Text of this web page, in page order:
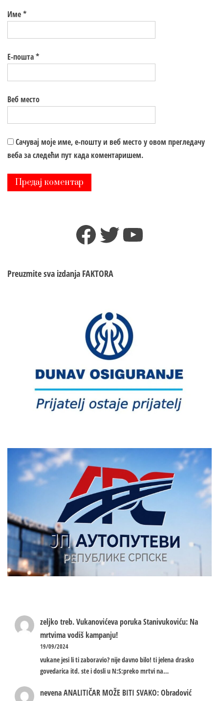
Име*
Е-пошта*
Веб место
Сачувај моје име, е-пошту и веб место у овом прегледачу
веба за следећи пут када коментаришем.
Facebook
TwitterYouTube
Preuzmite sva izdanja FAKTORA
zeljko treb.Vukanovićeva poruka Stanivukoviću: Na
mrtvima vodiš kampanju!
19/09/2024
vukane jesi li ti zaboravio? nije davno bilo! ti jelena drasko
govedarica itd. ste i dosli u N:S:preko mrtvi na…
nevenaANALITIČAR MOŽE BITI SVAKO: Obradović